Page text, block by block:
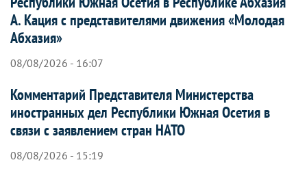
А. Кация с представителями движения «Молодая
Абхазия»
08/08/2026 - 16:07
Комментарий Представителя Министерства
иностранных дел Республики Южная Осетия в
связи с заявлением стран НАТО
08/08/2026 - 15:19